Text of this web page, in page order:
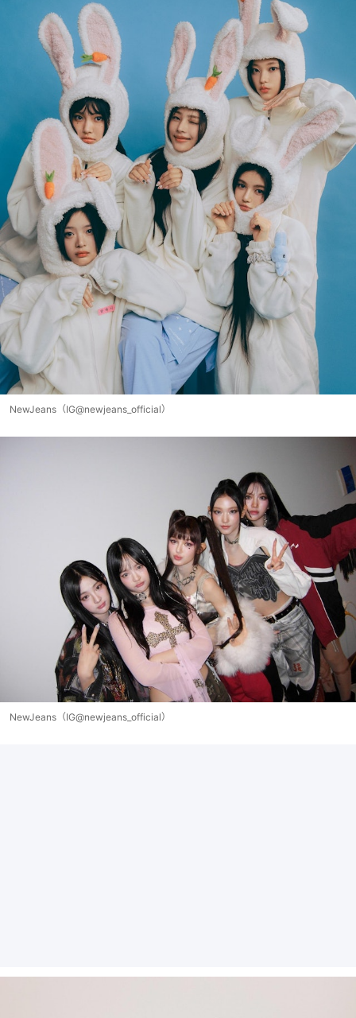
NewJeans（IG@newjeans_official）
NewJeans（IG@newjeans_official）